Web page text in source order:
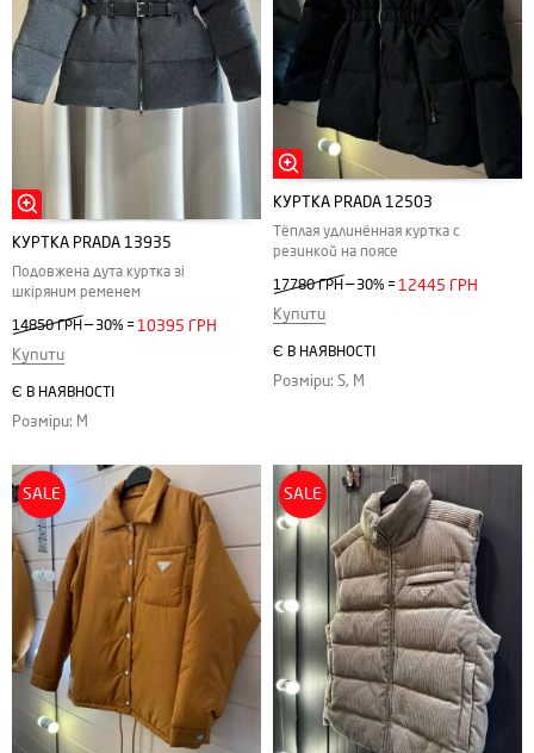
КУРТКА PRADA 13935
Подовжена дута куртка зі
шкіряним ременем
14850 ГРН — 30% = 10395 ГРН
Купити
Є В НАЯВНОСТІ
Розміри: M
КУРТКА PRADA 12503
Тёплая удлинённая куртка с
резинкой на поясе
17780 ГРН — 30% = 12445 ГРН
Купити
Є В НАЯВНОСТІ
Розміри: S, M
SALE SALE